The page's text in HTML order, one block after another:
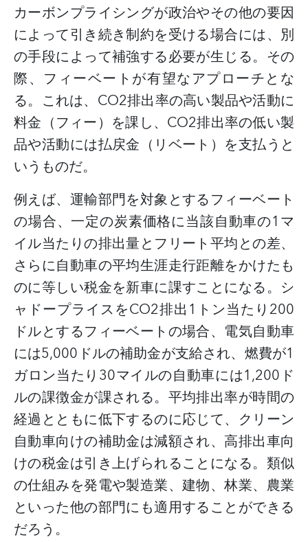
カーボンプライシングが政治やその他の要因
によって引き続き制約を受ける場合には、別
の手段によって補強する必要が生じる。その
際、フィーベートが有望なアプローチとな
る。これは、 CO2排出率の高い製品や活動に
料金（フィー）を課し、 CO2排出率の低い製
品や活動には払戻金（リベート）を支払うと
いうものだ。
例えば、運輸部門を対象とするフィーベート
の場合、一定の炭素価格に当該自動車の1マ
イル当たりの排出量とフリート平均との差、
さらに自動車の平均生涯走行距離をかけたも
のに等しい税金を新車に課すことになる。シ
ャドープライスをCO2排出1 トン当たり 200
ドルとするフィーベートの場合、電気自動車
には5,000 ドルの補助金が支給され、燃費が1
ガロン当たり 30マイルの自動車には1,200 ド
ルの課徴金が課される。平均排出率が時間の
経過とともに低下するのに応じて、クリーン
自動車向けの補助金は減額され、高排出車向
けの税金は引き上げられることになる。類似
の仕組みを発電や製造業、建物、林業、農業
といった他の部門にも適用することができる
だろう。